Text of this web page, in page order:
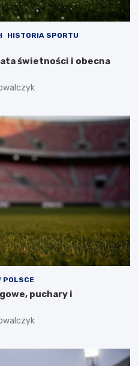
HISTORIA SPORTU
świetności i obecna
POLSCE
puchary i